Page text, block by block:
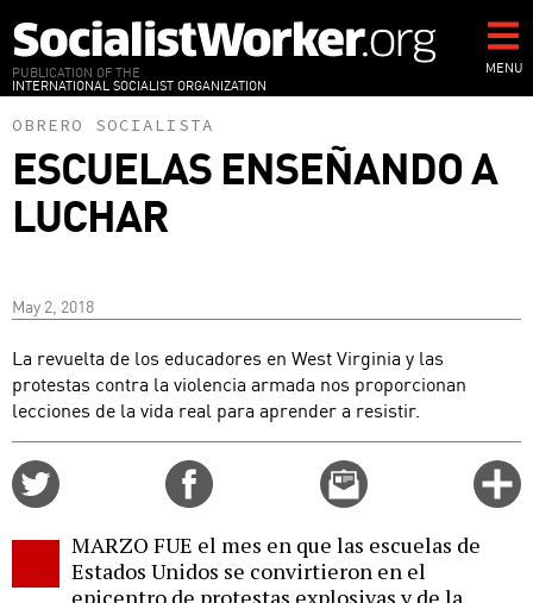
to
main
content
PUBLICATION OF THE
INTERNATIONAL SOCIALIST ORGANIZATION
MENU
OBRERO SOCIALISTA
ESCUELAS ENSEÑANDO A
LUCHAR
May 2, 2018
La revuelta de los educadores en West Virginia y las
protestas contra la violencia armada nos proporcionan
lecciones de la vida real para aprender a resistir.
Email
this
MARZO FUE el mes en que las escuelas de
Estados Unidos se convirtieron en el